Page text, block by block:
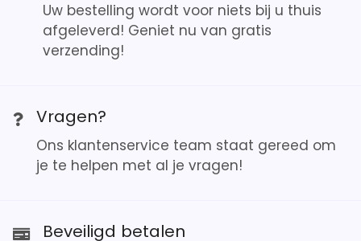
Uw bestelling wordt voor niets bij u thuis
afgeleverd! Geniet nu van gratis
verzending!
Vragen?
Ons klantenservice team staat gereed om
je te helpen met al je vragen!
Beveiligd betalen